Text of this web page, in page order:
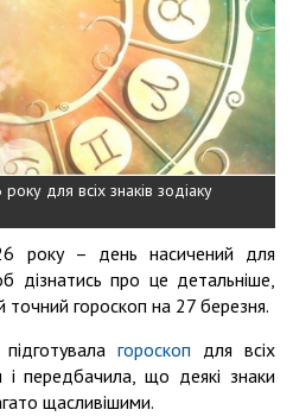
для всіх знаків зодіаку
року – день насичений для
дізнатись про це детальніше,
точний гороскоп на 27 березня.
гороскоп для всіх
і передбачила, що деякі знаки
щасливішими.